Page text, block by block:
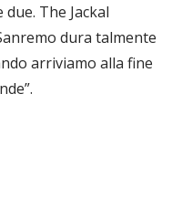
The Jackal
dura talmente
arriviamo alla fine